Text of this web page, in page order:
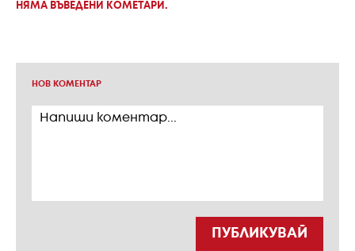
НЯМА ВЪВЕДЕНИ КОМЕТАРИ.
НОВ КОМЕНТАР
ПУБЛИКУВАЙ